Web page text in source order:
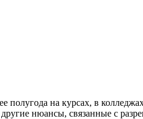
полугода на курсах, в
нюансы, связанные с